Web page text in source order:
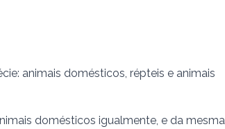
animais domésticos, répteis e animais
domésticos igualmente, e da mesma